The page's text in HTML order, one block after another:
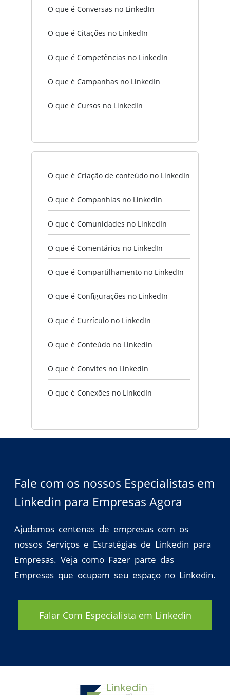
O que é Conversas no LinkedIn
O que é Citações no LinkedIn
O que é Competências no LinkedIn
O que é Campanhas no LinkedIn
O que é Cursos no LinkedIn
O que é Criação de conteúdo no LinkedIn
O que é Companhias no LinkedIn
O que é Comunidades no LinkedIn
O que é Comentários no LinkedIn
O que é Compartilhamento no LinkedIn
O que é Configurações no LinkedIn
O que é Currículo no LinkedIn
O que é Conteúdo no LinkedIn
O que é Convites no LinkedIn
O que é Conexões no LinkedIn
Fale com os nossos Especialistas em
Linkedin para Empresas Agora
Ajudamos centenas de empresas com os
nossos Serviços e Estratégias de Linkedin para
Empresas. Veja como Fazer parte das
Empresas que ocupam seu espaço no Linkedin.
Falar Com Especialista em Linkedin